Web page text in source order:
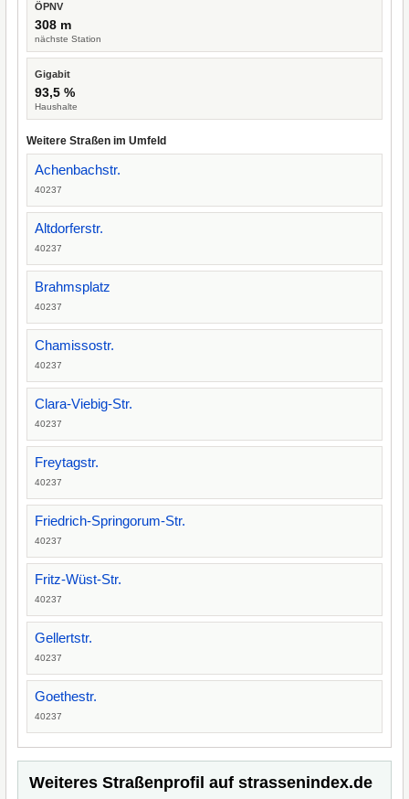
ÖPNV
308 m
nächste Station
Gigabit
93,5 %
Haushalte
Weitere Straßen im Umfeld
Achenbachstr.
40237
Altdorferstr.
40237
Brahmsplatz
40237
Chamissostr.
40237
Clara-Viebig-Str.
40237
Freytagstr.
40237
Friedrich-Springorum-Str.
40237
Fritz-Wüst-Str.
40237
Gellertstr.
40237
Goethestr.
40237
Weiteres Straßenprofil auf strassenindex.de